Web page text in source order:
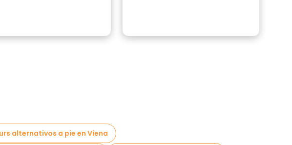
alternativos a pie en Viena